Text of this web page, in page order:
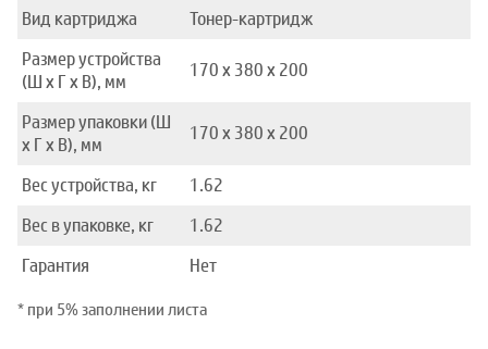
Вид картриджа
Тонер-картридж
Размер устройства
(Ш x Г x В), мм
170 x 380 x 200
Размер упаковки (Ш
x Г x В), мм
170 x 380 x 200
Вес устройства, кг
1.62
Вес в упаковке, кг
1.62
Гарантия
Нет
* при 5% заполнении листа